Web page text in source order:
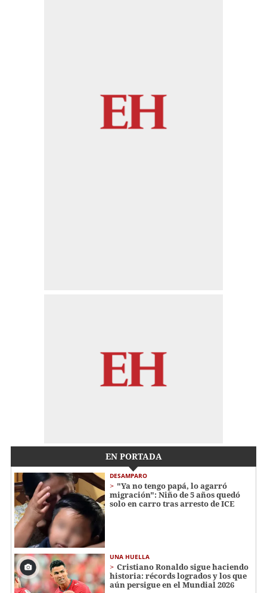
EN PORTADA
DESAMPARO
"Ya no tengo papá, lo agarró
migración": Niño de 5 años quedó
solo en carro tras arresto de ICE
UNA HUELLA
Cristiano Ronaldo sigue haciendo
historia: récords logrados y los que
aún persigue en el Mundial 2026